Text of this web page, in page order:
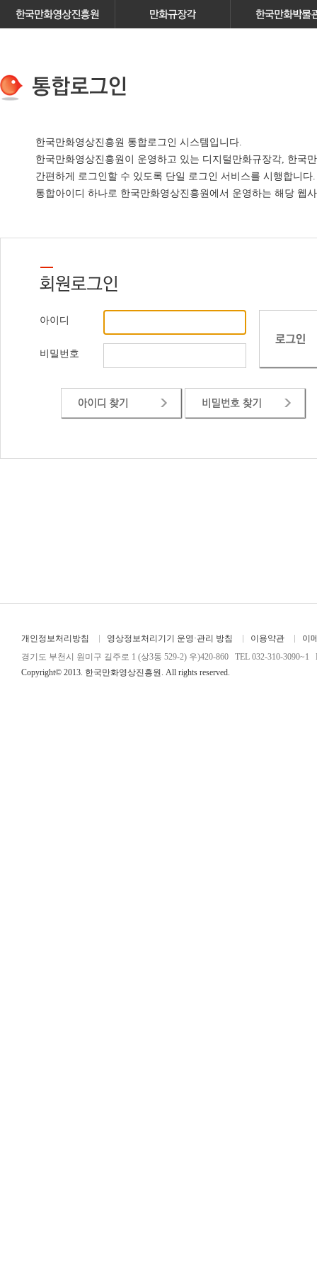
한국만화영상진흥원 통합로그인 시스템입니다.
한국만화영상진흥원이 운영하고 있는 디지털만화규장각, 한국
간편하게 로그인할 수 있도록 단일 로그인 서비스를 시행합니다.
통합아이디 하나로 한국만화영상진흥원에서 운영하는 해당 웹
아이디
비밀번호
개인정보처리방침 영상정보처리기기 운영·관리 방침 이용약관
이
경기도 부천시 원미구 길주로 1 (상3동 529-2) 우)420-860 TEL 032-310-3090~1
Copyright© 2013. 한국만화영상진흥원. All rights reserved.